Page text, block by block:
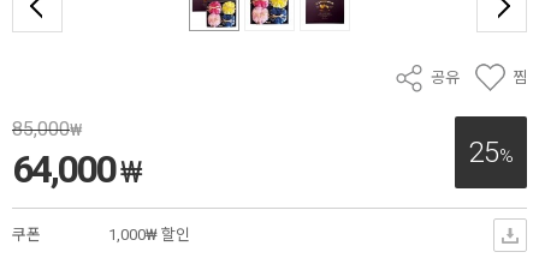
공유 찜
25%
85,000₩
64,000₩
쿠폰 1,000₩ 할인